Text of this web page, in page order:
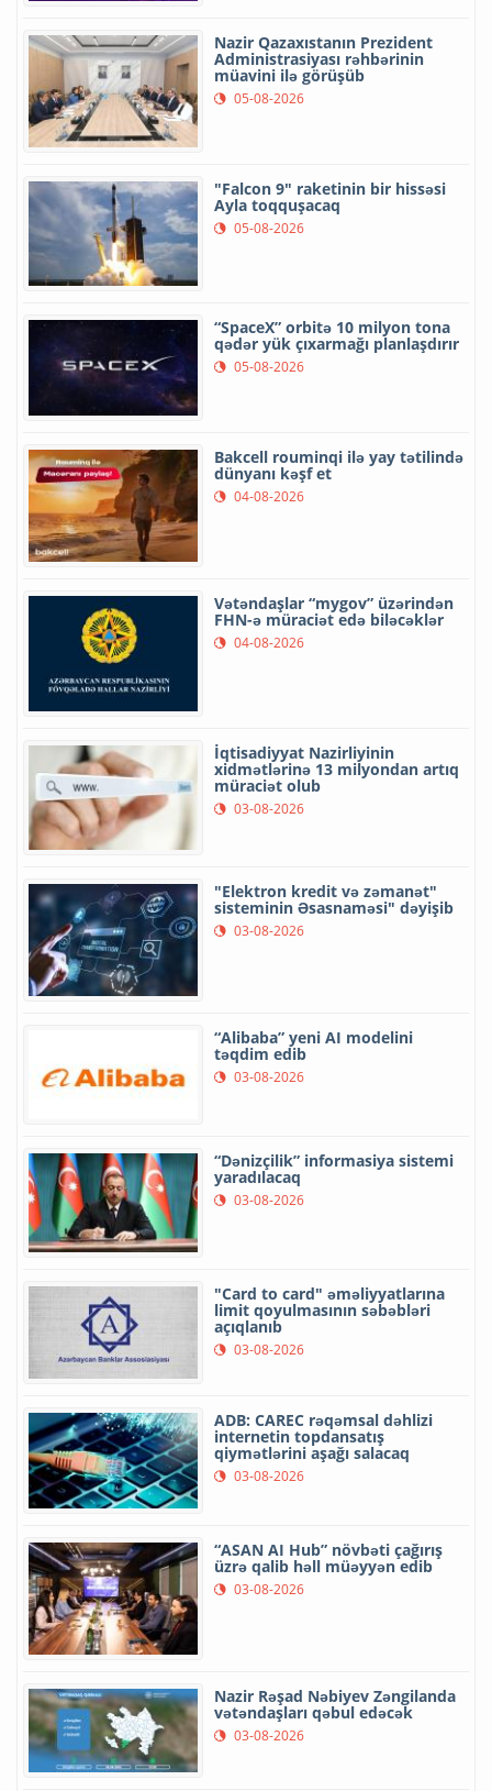
Nazir Qazaxıstanın Prezident
Administrasiyası rəhbərinin
müavini ilə görüşüb
05-08-2026
"Falcon 9" raketinin bir hissəsi
Ayla toqquşacaq
05-08-2026
“SpaceX” orbitə 10 milyon tona
qədər yük çıxarmağı planlaşdırır
05-08-2026
Bakcell rouminqi ilə yay tətilində
dünyanı kəşf et
04-08-2026
Vətəndaşlar “mygov” üzərindən
FHN-ə müraciət edə biləcəklər
04-08-2026
İqtisadiyyat Nazirliyinin
xidmətlərinə 13 milyondan artıq
müraciət olub
03-08-2026
"Elektron kredit və zəmanət"
sisteminin Əsasnaməsi" dəyişib
03-08-2026
“Alibaba” yeni AI modelini
təqdim edib
03-08-2026
“Dənizçilik” informasiya sistemi
yaradılacaq
03-08-2026
"Card to card" əməliyyatlarına
limit qoyulmasının səbəbləri
açıqlanıb
03-08-2026
ADB: CAREC rəqəmsal dəhlizi
internetin topdansatış
qiymətlərini aşağı salacaq
03-08-2026
“ASAN AI Hub” növbəti çağırış
üzrə qalib həll müəyyən edib
03-08-2026
Nazir Rəşad Nəbiyev Zəngilanda
vətəndaşları qəbul edəcək
03-08-2026